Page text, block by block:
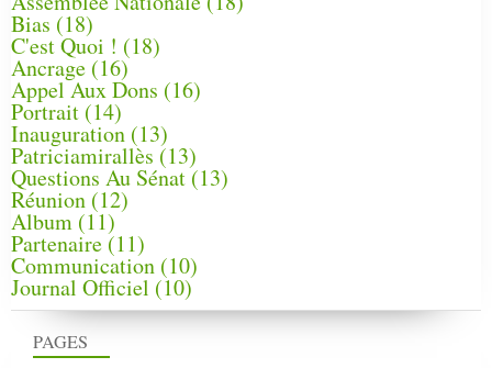
PAGES
Bias (18)
C'est Quoi ! (18)
Ancrage (16)
Appel Aux Dons (16)
Portrait (14)
Inauguration (13)
Patriciamirallès (13)
Questions Au Sénat(13)
Réunion (12)
Album (11)
Partenaire(11)
Communication (10)
Journal Officiel (10)